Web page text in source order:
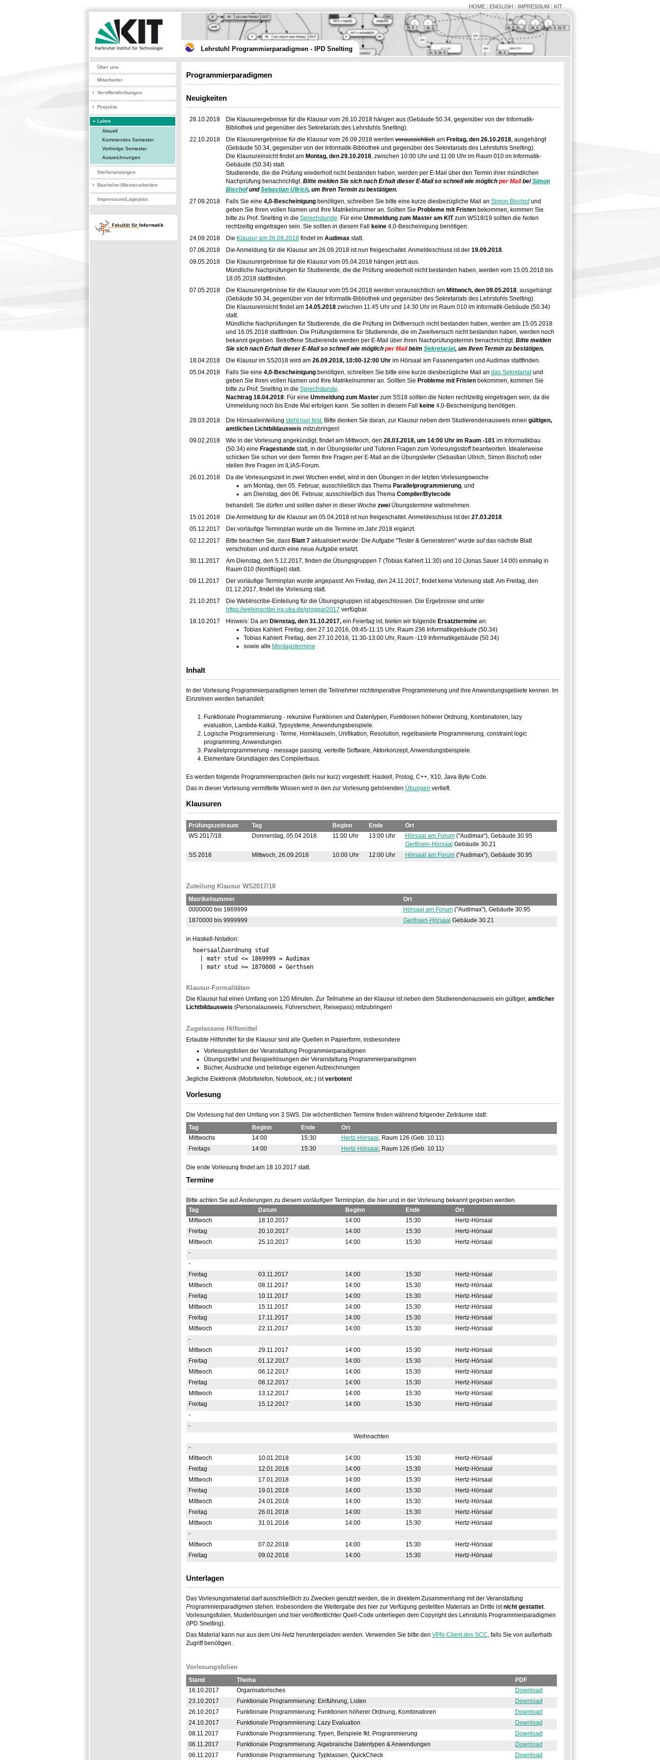
HOME| ENGLISH | IMPRESSUM| KIT
Lehrstuhl Programmierparadigmen - IPD Snelting
Über uns
Mitarbeiter
Veröffentlichungen
Projekte
Lehre
Aktuell
Kommendes Semester
Vorherige Semester
Auszeichnungen
Stellenanzeigen
Bachelor-/Masterarbeiten
Impressum/Lageplan
Programmierparadigmen
Neuigkeiten
26.10.2018
Die Klausurergebnisse für die Klausur vom 26.10.2018 hängen aus (Gebäude 50.34, gegenüber von der Informatik-
Bibliothek und gegenüber des Sekretariats des Lehrstuhls Snelting).
22.10.2018
Die Klausurergebnisse für die Klausur vom 26.09.2018 werdenvoraussichtlicham Freitag, den 26.10.2018, ausgehängt
(Gebäude 50.34, gegenüber von der Informatik-Bibliothek und gegenüber des Sekretariats des Lehrstuhls Snelting).
Die Klausureinsicht findet am Montag, den 29.10.2018, zwischen 10:00 Uhr und 11:00 Uhr im Raum 010 im Informatik-
Gebäude (50.34) statt.
Studierende, die die Prüfung wiederholt nicht bestanden haben, werden per E-Mail über den Termin ihrer mündlichen
Nachprüfung benachrichtigt. Bitte melden Sie sich nach Erhalt dieser E-Mail so schnell wie möglich per MailbeiSimon
BischofundSebastian Ullrich, um Ihren Termin zu bestätigen.
27.09.2018
Falls Sie eine 4,0-Bescheinigungbenötigen, schreiben Sie bitte eine kurze diesbezügliche Mail an Simon Bischofund
geben Sie Ihren vollen Namen und Ihre Matrikelnummer an. Sollten Sie Probleme mit Fristenbekommen, kommen Sie
bitte zu Prof. Snelting in die Sprechstunde. Für eine Ummeldung zum Master am KITzum WS18/19 sollten die Noten
rechtzeitig eingetragen sein. Sie sollten in diesem Fall
keine4,0-Bescheinigung benötigen.
24.09.2018
Die Klausur am 26.09.2018findet im Audimaxstatt.
07.06.2018
Die Anmeldung für die Klausur am 26.09.2018 ist nun freigeschaltet. Anmeldeschluss ist der 19.09.2018.
09.05.2018
Die Klausurergebnisse für die Klausur vom 05.04.2018 hängen jetzt aus.
Mündliche Nachprüfungen für Studierende, die die Prüfung wiederholt nicht bestanden haben, werden vom 15.05.2018 bis
18.05.2018 stattfinden.
07.05.2018
Die Klausurergebnisse für die Klausur vom 05.04.2018 werden voraussichtlich am Mittwoch, den 09.05.2018, ausgehängt
(Gebäude 50.34, gegenüber von der Informatik-Bibliothek und gegenüber des Sekretariats des Lehrstuhls Snelting).
Die Klausureinsicht findet am 14.05.2018zwischen 11:45 Uhr und 14:30 Uhr im Raum 010 im Informatik-Gebäude (50.34)
statt.
Mündliche Nachprüfungen für Studierende, die die Prüfung im Drittversuch nicht bestanden haben, werden am 15.05.2018
und 16.05.2018 stattfinden. Die Prüfungstermine für Studierende, die im Zweitversuch nicht bestanden haben, werden noch
bekannt gegeben. Betroffene Studierende werden per E-Mail über ihren Nachprüfungstermin benachrichtigt. Bitte melden
Sie sich nach Erhalt dieser E-Mail so schnell wie möglich per Mailbeim Sekretariat, um Ihren Termin zu bestätigen.
18.04.2018
Die Klausur im SS2018 wird am 26.09.2018, 10:00-12:00 Uhrim Hörsaal am Fasanengarten und Audimax stattfinden.
05.04.2018
Falls Sie eine 4,0-Bescheinigungbenötigen, schreiben Sie bitte eine kurze diesbezügliche Mail an das Sekretariatund
geben Sie Ihren vollen Namen und Ihre Matrikelnummer an. Sollten Sie Probleme mit Fristenbekommen, kommen Sie
bitte zu Prof. Snelting in die Sprechstunde.
Nachtrag 18.04.2018: Für eine Ummeldung zum Masterzum SS18 sollten die Noten rechtzeitig eingetragen sein, da die
Ummeldung noch bis Ende Mai erfolgen kann. Sie sollten in diesem Fall
keine4,0-Bescheinigung benötigen.
28.03.2018 Die Hörsaaleinteilung steht nun fest.Bitte denken Sie daran, zur Klausur neben dem Studierendenausweis einen gültigen,
amtlichen Lichtbildausweis mitzubringen!
09.02.2018
Wie in der Vorlesung angekündigt, findet am Mittwoch, den 28.03.2018, um 14:00 Uhr im Raum -101im Informatikbau
(50.34) eine Fragestundestatt, in der Übungsleiter und Tutoren Fragen zum Vorlesungsstoff beantworten. Idealerweise
schicken Sie schon vor dem Termin Ihre Fragen per E-Mail an die Übungsleiter (Sebastian Ullrich, Simon Bischof) oder
stellen Ihre Fragen im ILIAS-Forum.
26.01.2018
Da die Vorlesungszeit in zwei Wochen endet, wird in den Übungen in der letzten Vorlesungswoche
am Montag, den 05. Februar, ausschließlich das Thema Parallelprogrammierung, und
am Dienstag, den 06. Februar, ausschließlich das Thema Compiler/Bytecode
behandelt. Sie dürfen und sollten daher in dieser Woche zweiÜbungstermine wahrnehmen.
15.01.2018
Die Anmeldung für die Klausur am 05.04.2018 ist nun freigeschaltet. Anmeldeschluss ist der 27.03.2018.
05.12.2017
Der vorläufige Terminplan wurde um die Termine im Jahr 2018 ergänzt.
02.12.2017
Bitte beachten Sie, dass Blatt 7aktualisiert wurde: Die Aufgabe "Tester & Generatoren" wurde auf das nächste Blatt
verschoben und durch eine neue Aufgabe ersetzt.
30.11.2017
Am Dienstag, den 5.12.2017, finden die Übungsgruppen 7 (Tobias Kahlert 11:30) und 10 (Jonas Sauer 14:00) einmalig in
Raum 010 (Nordflügel) statt.
09.11.2017
Der vorläufige Terminplan wurde angepasst: Am Freitag, den 24.11.2017, findet keine Vorlesung statt. Am Freitag, den
01.12.2017, findet die Vorlesung statt.
21.10.2017
Die WebInscribe-Einteilung für die Übungsgruppen ist abgeschlossen. Die Ergebnisse sind unter
https://webinscribe.ira.uka.de/progpar2017 verfügbar.
18.10.2017
Hinweis: Da am Dienstag, den 31.10.2017,ein Feiertag ist, bieten wir folgende Ersatzterminean:
Tobias Kahlert: Freitag, den 27.10.2016, 09:45-11:15 Uhr, Raum 236 Informatikgebäude (50.34)
Tobias Kahlert: Freitag, den 27.10.2016, 11:30-13:00 Uhr, Raum -119 Informatikgebäude (50.34)
sowie alle Montagstermine
Inhalt
In der Vorlesung Programmierparadigmen lernen die Teilnehmer nichtimperative Programmierung und ihre Anwendungsgebiete kennen. Im
Einzelnen werden behandelt:
Funktionale Programmierung - rekursive Funktionen und Datentypen, Funktionen höherer Ordnung, Kombinatoren, lazy
evaluation, Lambda-Kalkül, Typsysteme, Anwendungsbeispiele.
Logische Programmierung - Terme, Hornklauseln, Unifikation, Resolution, regelbasierte Programmierung, constraint logic
programming, Anwendungen.
Parallelprogrammierung - message passing, verteilte Software, Aktorkonzept, Anwendungsbeispiele.
Elementare Grundlagen des Compilerbaus.
Es werden folgende Programmiersprachen (teils nur kurz) vorgestellt: Haskell, Prolog, C++, X10, Java Byte Code.
Das in dieser Vorlesung vermittelte Wissen wird in den zur Vorlesung gehörenden Übungen vertieft.
Klausuren
Prüfungszeitraum Tag Beginn Ende
Ort
WS 2017/18
Donnerstag, 05.04.2018 11:00 Uhr 13:00 Uhr Hörsaal am Forum( Audimax ), Gebäude 30.95
Gerthsen-Hörsaal Gebäude 30.21
SS 2018
Mittwoch, 26.09.2018 10:00 Uhr 12:00 Uhr Hörsaal am Forum( Audimax ), Gebäude 30.95
Zuteilung Klausur WS2017/18
Matrikelnummer
Ort
0000000 bis 1869999
Hörsaal am Forum( Audimax ), Gebäude 30.95
1870000 bis 9999999
Gerthsen-Hörsaal Gebäude 30.21
in Haskell-Notation:
  hoersaalZuordnung stud
    | matr stud <= 1869999 = Audimax
    | matr stud >= 1870000 = Gerthsen
Klausur-Formalitäten
Die Klausur hat einen Umfang von 120 Minuten. Zur Teilnahme an der Klausur ist neben dem Studierendenausweis ein gültiger, amtlicher
Lichtbildausweis (Personalausweis, Führerschein, Reisepass) mitzubringen!
Zugelassene Hilfsmittel
Erlaubte Hilfsmittel für die Klausur sind alle Quellen in Papierform, insbesondere
Vorlesungsfolien der Veranstaltung Programmierparadigmen
Übungszettel und Beispiellösungen der Veranstaltung Programmierparadigmen
Bücher, Ausdrucke und beliebige eigenen Aufzeichnungen
Jegliche Elektronik (Mobiltelefon, Notebook, etc.) istverboten!
Vorlesung
Die Vorlesung hat den Umfang von 3 SWS. Die wöchentlichen Termine finden während folgender Zeiträume statt:
Tag
Beginn Ende
Ort
Mittwochs
14:00 15:30 Hertz-Hörsaal , Raum 126 (Geb. 10.11)
Freitags
14:00 15:30 Hertz-Hörsaal , Raum 126 (Geb. 10.11)
Die erste Vorlesung findet am 18.10.2017 statt.
Termine
Bitte achten Sie auf Änderungen zu diesem vorläufigen Terminplan, die hier und in der Vorlesung bekannt gegeben werden.
Tag
Datum Beginn Ende
Ort
Mittwoch
18.10.2017 14:00 15:30
Hertz-Hörsaal
Freitag
20.10.2017 14:00 15:30
Hertz-Hörsaal
Mittwoch
25.10.2017 14:00 15:30
Hertz-Hörsaal
-
-
Freitag
03.11.2017 14:00 15:30
Hertz-Hörsaal
Mittwoch
08.11.2017 14:00 15:30
Hertz-Hörsaal
Freitag
10.11.2017 14:00 15:30
Hertz-Hörsaal
Mittwoch
15.11.2017 14:00 15:30
Hertz-Hörsaal
Freitag
17.11.2017 14:00 15:30
Hertz-Hörsaal
Mittwoch
22.11.2017 14:00 15:30
Hertz-Hörsaal
-
Mittwoch
29.11.2017 14:00 15:30
Hertz-Hörsaal
Freitag
01.12.2017 14:00 15:30
Hertz-Hörsaal
Mittwoch
06.12.2017 14:00 15:30
Hertz-Hörsaal
Freitag
08.12.2017 14:00 15:30
Hertz-Hörsaal
Mittwoch
13.12.2017 14:00 15:30
Hertz-Hörsaal
Freitag
15.12.2017 14:00 15:30
Hertz-Hörsaal
-
-
Weihnachten
-
Mittwoch
10.01.2018 14:00 15:30
Hertz-Hörsaal
Freitag
12.01.2018 14:00 15:30
Hertz-Hörsaal
Mittwoch
17.01.2018 14:00 15:30
Hertz-Hörsaal
Freitag
19.01.2018 14:00 15:30
Hertz-Hörsaal
Mittwoch
24.01.2018 14:00 15:30
Hertz-Hörsaal
Freitag
26.01.2018 14:00 15:30
Hertz-Hörsaal
Mittwoch
31.01.2018 14:00 15:30
Hertz-Hörsaal
-
Mittwoch
07.02.2018 14:00 15:30
Hertz-Hörsaal
Freitag
09.02.2018 14:00 15:30 Hertz-Hörsaal
Unterlagen
Das Vorlesungsmaterial darf ausschließlich zu Zwecken genutzt werden, die in direktem Zusammenhang mit der Veranstaltung
Programmierparadigmen stehen. Insbesondere die Weitergabe des hier zur Verfügung gestellten Materials an Dritte istnicht gestattet.
Vorlesungsfolien, Musterlösungen und hier veröffentlichter Quell-Code unterliegen dem Copyright des Lehrstuhls Programmierparadigmen
(IPD Snelting).
Das Material kann nur aus dem Uni-Netz heruntergeladen werden. Verwenden Sie bitte den VPN-Client des SCC, falls Sie von außerhalb
Zugriff benötigen.
Vorlesungsfolien
Stand Thema
PDF
16.10.2017
Organisatorisches
Download
23.10.2017
Funktionale Programmierung: Einführung, Listen
Download
26.10.2017
Funktionale Programmierung: Funktionen höherer Ordnung, Kombinatoren
Download
24.10.2017
Funktionale Programmierung: Lazy Evaluation
Download
08.11.2017
Funktionale Programmierung: Typen, Beispiele fkt. Programmierung
Download
06.11.2017
Funktionale Programmierung: Algebraische Datentypen & Anwendungen
Download
06.11.2017
Funktionale Programmierung: Typklassen, QuickCheck Download